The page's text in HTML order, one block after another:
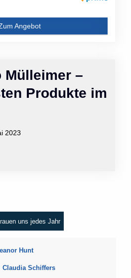
Mülleimer –
Produkte im
2023
Angebot
uns jedes Jahr
Hunt
Claudia Schiffers